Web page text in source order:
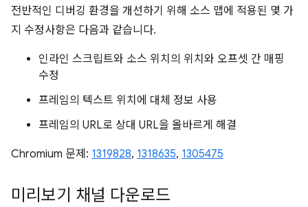
전반적인 디버깅 환경을 개선하기 위해 소스 맵에 적용된 몇 가
지 수정사항은 다음과 같습니다.
인라인 스크립트와 소스 위치의 위치와 오프셋 간 매핑
수정
프레임의 텍스트 위치에 대체 정보 사용
프레임의 URL로 상대 URL을 올바르게 해결
Chromium 문제: 1319828, 1318635, 1305475
미리보기 채널 다운로드